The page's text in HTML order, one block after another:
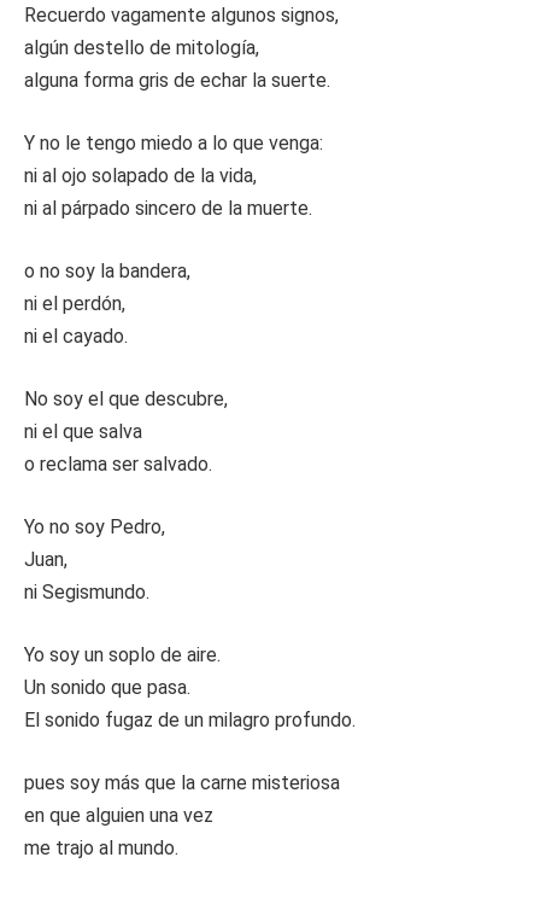
Recuerdo vagamente algunos signos,
algún destello de mitología,
alguna forma gris de echar la suerte.
Y no le tengo miedo a lo que venga:
ni al ojo solapado de la vida,
ni al párpado sincero de la muerte.
o no soy la bandera,
ni el perdón,
ni el cayado.
No soy el que descubre,
ni el que salva
o reclama ser salvado.
Yo no soy Pedro,
Juan,
ni Segismundo.
Yo soy un soplo de aire.
Un sonido que pasa.
El sonido fugaz de un milagro profundo.
pues soy más que la carne misteriosa
en que alguien una vez
me trajo al mundo.